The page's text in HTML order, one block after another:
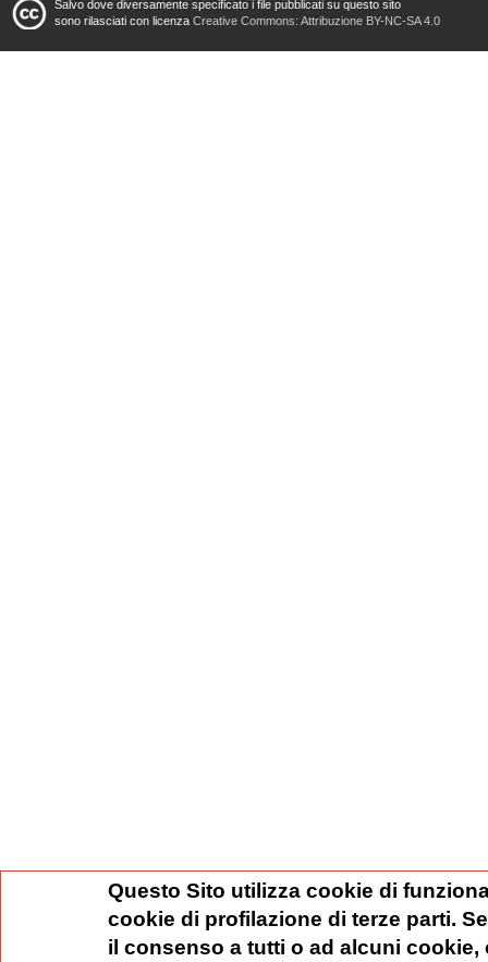
Salvo dove diversamente specificato i file pubblicati su questo sito
sono rilasciati con licenza Creative Commons: Attribuzione BY-NC-SA 4.0
Questo Sito utilizza cookie di
cookie di profilazione di terze parti.
il consenso a tutti o ad alcuni